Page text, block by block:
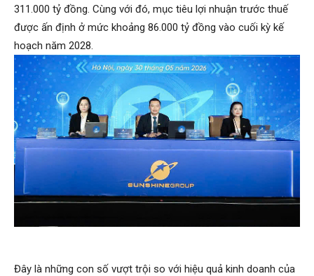
311.000 tỷ đồng. Cùng với đó, mục tiêu lợi nhuận trước thuế
được ấn định ở mức khoảng 86.000 tỷ đồng vào cuối kỳ kế
hoạch năm 2028.
Đây là những con số vượt trội so với hiệu quả kinh doanh của